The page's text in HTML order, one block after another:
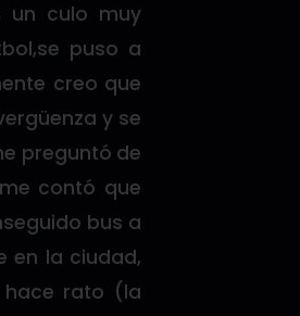
un culo muy
puso a
creo que
y se
preguntó de
contó que
bus a
en la ciudad,
rato (la